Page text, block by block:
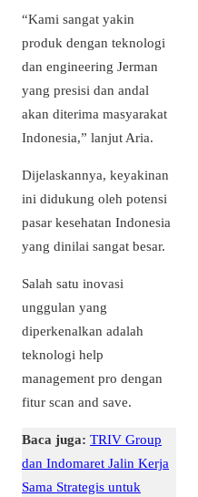
“Kami sangat yakin
produk dengan teknologi
dan engineering Jerman
yang presisi dan andal
akan diterima masyarakat
Indonesia,” lanjut Aria.
Dijelaskannya, keyakinan
ini didukung oleh potensi
pasar kesehatan Indonesia
yang dinilai sangat besar.
Salah satu inovasi
unggulan yang
diperkenalkan adalah
teknologi help
management pro dengan
fitur scan and save.
Baca juga: TRIV Group
dan Indomaret Jalin Kerja
Sama Strategis untuk